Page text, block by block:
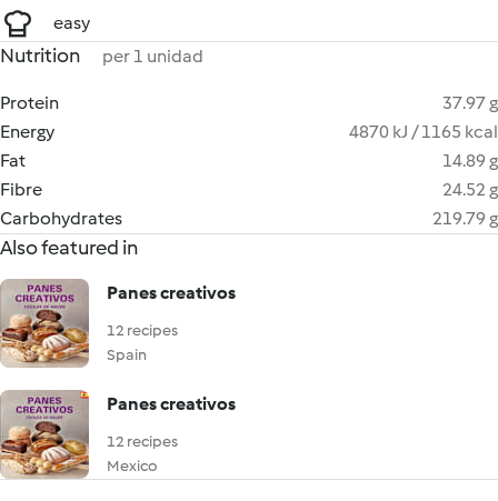
easy
Nutrition per 1 unidad
Protein
37.97 g
Energy
4870 kJ / 1165 kcal
Fat
14.89 g
Fibre
24.52 g
Carbohydrates
219.79 g
Also featured in
Panes creativos
12 recipes
Spain
Panes creativos
12 recipes
Mexico